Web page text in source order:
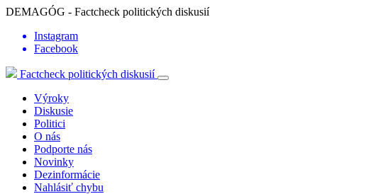
DEMAGÓG - Factcheck politických diskusií
Instagram
Facebook
Factcheck politických diskusií
Výroky
Diskusie
Politici
O nás
Podporte nás
Novinky
Dezinformácie
Nahlásiť chybu